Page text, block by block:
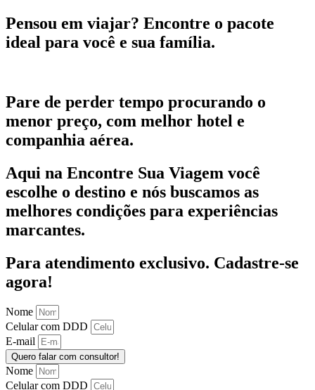
Pensou em viajar? Encontre o pacote
ideal para você e sua família.
Pare de perder tempo procurando o
menor preço, com melhor hotel e
companhia aérea.
Aqui na Encontre Sua Viagem você
escolhe o destino e nós buscamos as
melhores condições para experiências
marcantes.
Para atendimento exclusivo. Cadastre-se
agora!
Nome
Celular com DDD
E-mail
Quero falar com consultor!
Nome
Celular com DDD